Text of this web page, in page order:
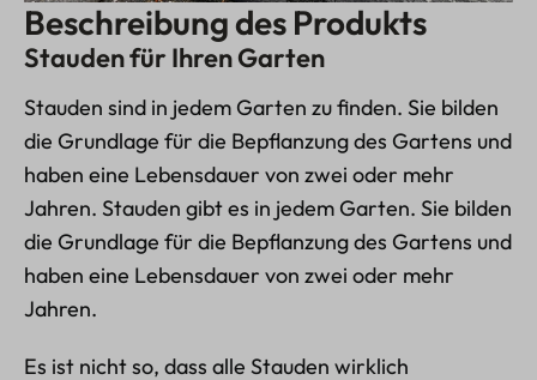
Beschreibung des Produkts
Stauden für Ihren Garten
Stauden sind in jedem Garten zu finden. Sie bilden
die Grundlage für die Bepflanzung des Gartens und
haben eine Lebensdauer von zwei oder mehr
Jahren. Stauden gibt es in jedem Garten. Sie bilden
die Grundlage für die Bepflanzung des Gartens und
haben eine Lebensdauer von zwei oder mehr
Jahren.
Es ist nicht so, dass alle Stauden wirklich